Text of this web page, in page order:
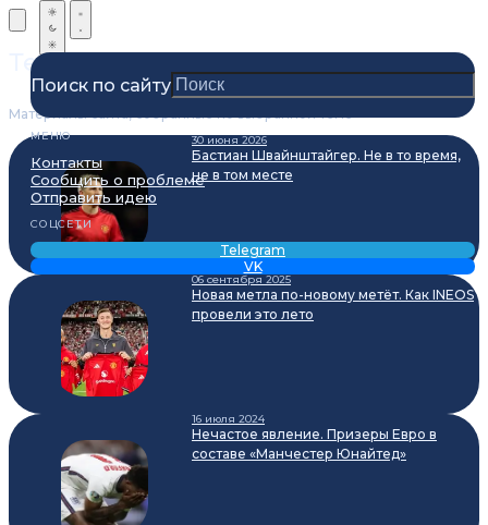
Поиск по сайту
МЕНЮ
Контакты
Сообщить о проблеме
Отправить идею
СОЦСЕТИ
Telegram
VK
Теги
Материалы сайта, собранные по выбранной теме
30 июня 2026
Бастиан Швайнштайгер. Не в то время,
не в том месте
06 сентября 2025
Новая метла по-новому метёт. Как INEOS
провели это лето
16 июля 2024
Нечастое явление. Призеры Евро в
составе «Манчестер Юнайтед»